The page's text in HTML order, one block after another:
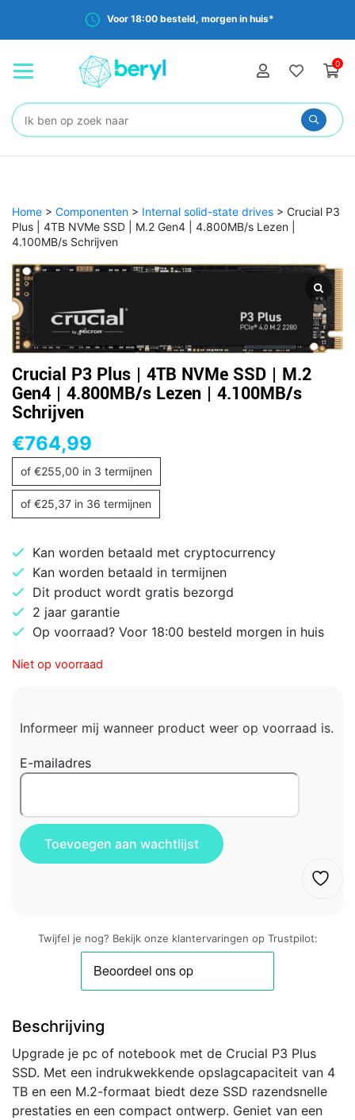
Voor 18:00 besteld, morgen in huis*
0
Zoeken:
Home > Componenten > Internal solid-state drives > Crucial P3
Plus | 4TB NVMe SSD | M.2 Gen4 | 4.800MB/s Lezen |
4.100MB/s Schrijven
Crucial P3 Plus | 4TB NVMe SSD | M.2
Gen4 | 4.800MB/s Lezen | 4.100MB/s
Schrijven
€764,99
of €255,00 in 3 termijnen
of €25,37 in 36 termijnen
Kan worden betaald met cryptocurrency
Kan worden betaald in termijnen
Dit product wordt gratis bezorgd
2 jaar garantie
Op voorraad? Voor 18:00 besteld morgen in huis
Niet op voorraad
Informeer mij wanneer product weer op voorraad is.
E-mailadres
Twijfel je nog? Bekijk onze klantervaringen op Trustpilot:
Beschrijving
Upgrade je pc of notebook met de Crucial P3 Plus
SSD. Met een indrukwekkende opslagcapaciteit van 4
TB en een M.2-formaat biedt deze SSD razendsnelle
prestaties en een compact ontwerp. Geniet van een